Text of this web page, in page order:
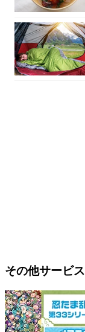
その他サービス